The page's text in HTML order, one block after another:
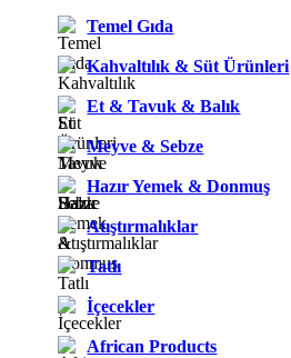
Temel Gıda
Kahvaltılık & Süt Ürünleri
Et & Tavuk & Balık
Meyve & Sebze
Hazır Yemek & Donmuş
Atıştırmalıklar
Tatlı
İçecekler
African Products